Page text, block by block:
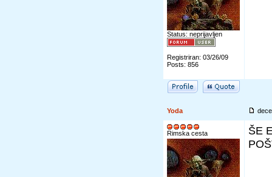
Status: neprijavljen
Registriran: 03/26/09
Posts: 856
Yoda
Rimska cesta
ŠE